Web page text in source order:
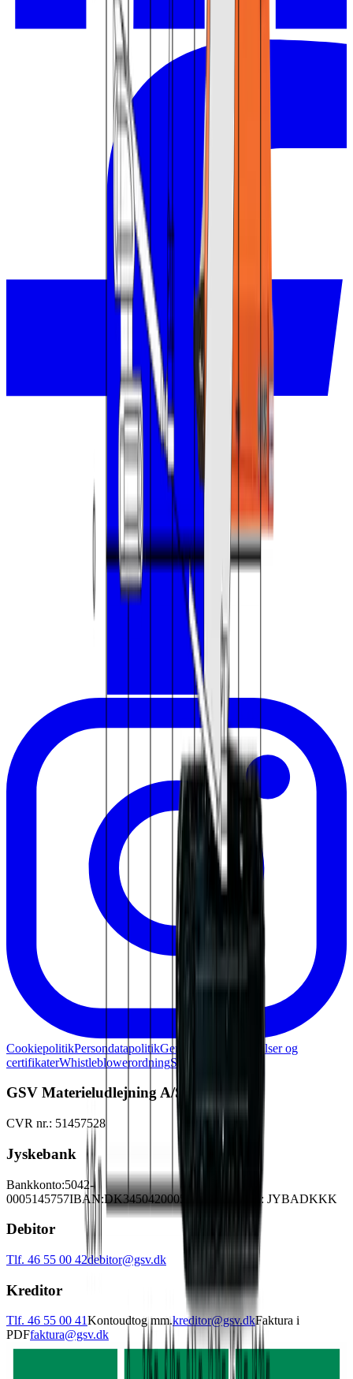
CookiepolitikPersondatapolitikGenerelle lejebetingelser og
certifikaterWhistleblowerordningSkadesanmeldelse
GSV Materieludlejning A/S
CVR nr.: 51457528
Jyskebank
Bankkonto:5042-
0005145757IBAN:DK3450420005145757 SWIFT: JYBADKKK
Debitor
Tlf. 46 55 00 42debitor@gsv.dk
Kreditor
Tlf. 46 55 00 41Kontoudtog mm.kreditor@gsv.dkFaktura i
PDFfaktura@gsv.dk